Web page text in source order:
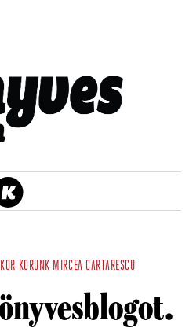
KORUNK MIRCEA CARTARESCU